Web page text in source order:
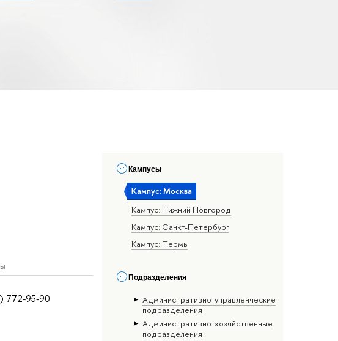
Кампусы
Кампус: Москва
Кампус: Нижний Новгород
Кампус: Санкт-Петербург
Кампус: Пермь
Подразделения
Административно-управленческие
подразделения
Административно-хозяйственные
подразделения
772-95-90